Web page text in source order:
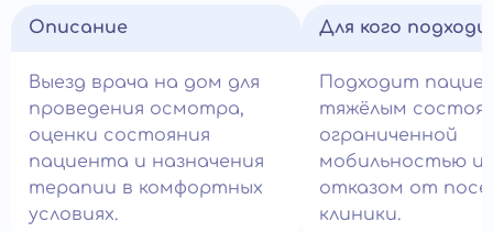
Описание
Выезд врача на дом для
проведения осмотра,
оценки состояния
пациента и назначения
терапии в комфортных
условиях.
Для кого
Подходит
тяжёлым
ограниченной
мобильностью
отказом от
клиники.